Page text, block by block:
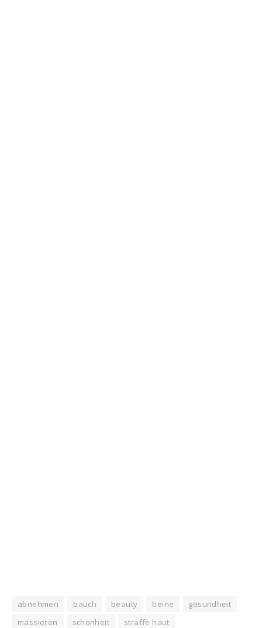
abnehmen bauch beauty beine
gesundheit
massieren
schönheit straffe haut